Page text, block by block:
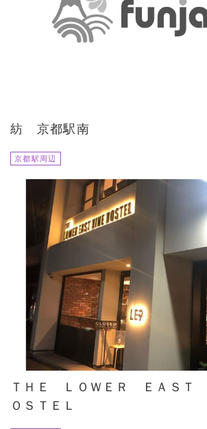
紡 京都駅南
京都駅周辺
ＴＨＥ ＬＯＷＥＲ ＥＡＳＴ
ＯＳＴＥＬ